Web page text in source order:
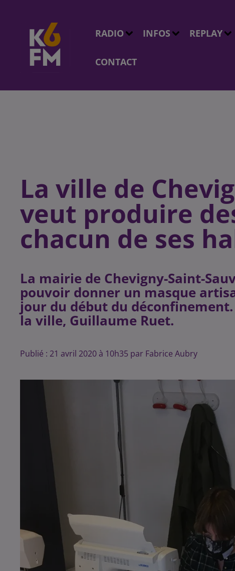
RADIO INFOS REPLAY
CONTACT
La ville de
veut produire
chacun de ses
La mairie de Chevigny-Saint-
pouvoir donner un masque
jour du début du
la ville, Guillaume Ruet.
Publié : 21 avril 2020 à 10h35 par Fabrice Aubry